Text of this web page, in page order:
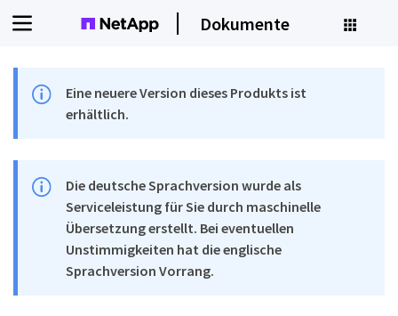
Dokumente
Eine neuere Version dieses Produkts ist
erhältlich.
Die deutsche Sprachversion wurde als
Serviceleistung für Sie durch maschinelle
Übersetzung erstellt. Bei eventuellen
Unstimmigkeiten hat die englische
Sprachversion Vorrang.